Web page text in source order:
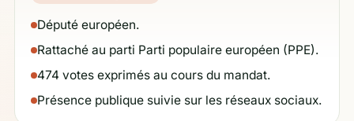
Député européen.
Rattaché au parti Parti populaire européen (PPE).
474 votes exprimés au cours du mandat.
Présence publique suivie sur les réseaux sociaux.